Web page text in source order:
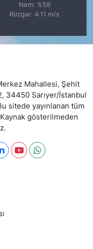
Nem: %59
Rüzgar: 4.11 m/s
Mahallesi, Şehit
34450 Sarıyer/İstanbul
sitede yayınlanan tüm
gösterilmeden